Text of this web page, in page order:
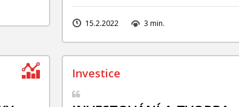
15.2.2022 3 min.